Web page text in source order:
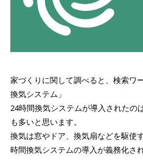
家づくりに関して調べると、検索ワ
換気システム」
24時間換気システムが導入されたの
も多いと思います。
換気は窓やドア、換気扇などを駆使
時間換気システムの導入が義務化さ